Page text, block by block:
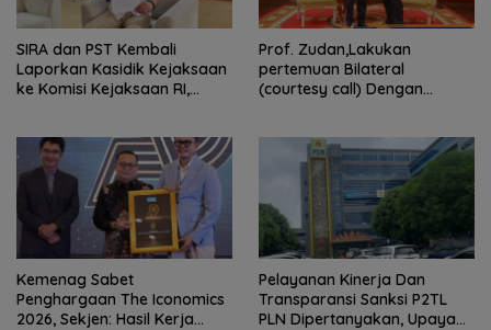
SIRA dan PST Kembali
Laporkan Kasidik Kejaksaan
ke Komisi Kejaksaan RI,
Penanganan Kasus Irigasi Air
Lemutu
Prof. Zudan,Lakukan
pertemuan Bilateral
(courtesy call) Dengan
Siapkan Indonesia Jadi Pusat
Kolaborasi ASN ASEAN
Kemenag Sabet
Penghargaan The Iconomics
2026, Sekjen: Hasil Kerja
Pelayanan Kinerja Dan
Transparansi Sanksi P2TL
PLN Dipertanyakan, Upaya